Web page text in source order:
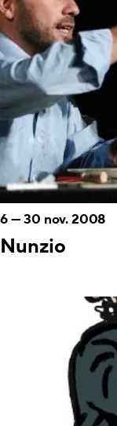
Nunzio
6—30 nov. 2008